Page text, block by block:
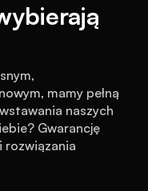
mamy pełną
naszych
Gwarancję
rozwiązania